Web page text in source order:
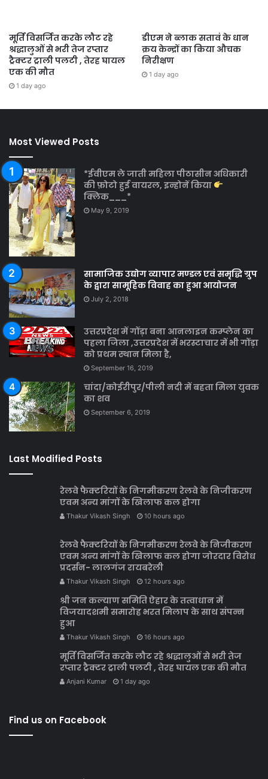
मूर्ति विसर्जित करके लौट रहे
श्रद्धालुओं से भरी तेज रप्तार
ट्रैक्टर ट्राली पलटी , तेरह घायल
एक की मौत
1 day ago
डीएम ने ब्लाक सतावं के धान
क्रय केन्द्रों का किया औचक
निरीक्षण
1 day ago
Most Viewed Posts
*ईवीएम ले जाती महिला पीठासीन अधिकारी
की फ़ोटो हुई वायरल, इन्होनें किया
क्लिक___*
May 9, 2019
सामाजिक उद्योग व्यापार मण्डल एवं समृद्धि ग्रुप
के द्वारा सामूहिक विवाह का हुआ आयोजन
July 2, 2018
उत्तरप्रदेश में गोंड़ा बना आनलाइन कम्प्लेन का
पहला जिला ,उत्तरप्रदेश में भरस्टाचार में भी गोंड़ा
को प्रथम स्थान मिला है,
September 16, 2019
चांदा/कोईरीपुर/पीली नदी में बहता मिला युवक
का शव
September 6, 2019
Last Modified Posts
रेलवे फैक्टरियों के निगमीकरण रेलवे के निजीकरण
एवम अन्य मांगों के खिलाफ कल होगा
Thakur Vikash Singh 10 hours ago
रेलवे फैक्टरियों के निगमीकरण रेलवे के निजीकरण
एवम अन्य मांगों के खिलाफ कल होगा जोरदार विरोध
प्रदर्सन- लालगंज रायबरेली
Thakur Vikash Singh 12 hours ago
श्री जन कल्याण समिति ऐहार के तत्वाधान में
विजयादशमी समारोह भरत मिलाप के साथ संपन्न
हुआ
Thakur Vikash Singh 16 hours ago
मूर्ति विसर्जित करके लौट रहे श्रद्धालुओं से भरी तेज
रप्तार ट्रैक्टर ट्राली पलटी , तेरह घायल एक की मौत
Anjani Kumar 1 day ago
Find us on Facebook